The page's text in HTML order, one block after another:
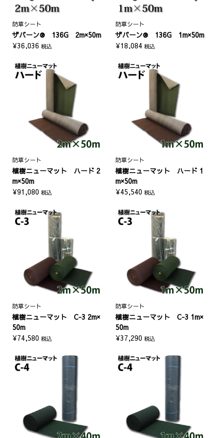
防草シート
ザバーン® 136G 2m×50m
¥36,036 税込
防草シート
ザバーン® 136G 1m×50m
¥18,084 税込
防草シート
植樹ニューマット ハード 2
m×50m
¥91,080 税込
防草シート
植樹ニューマット ハード 1
m×50m
¥45,540 税込
防草シート
植樹ニューマット C-3 2m×
50m
¥74,580 税込
防草シート
植樹ニューマット C-3 1m×
50m
¥37,290 税込